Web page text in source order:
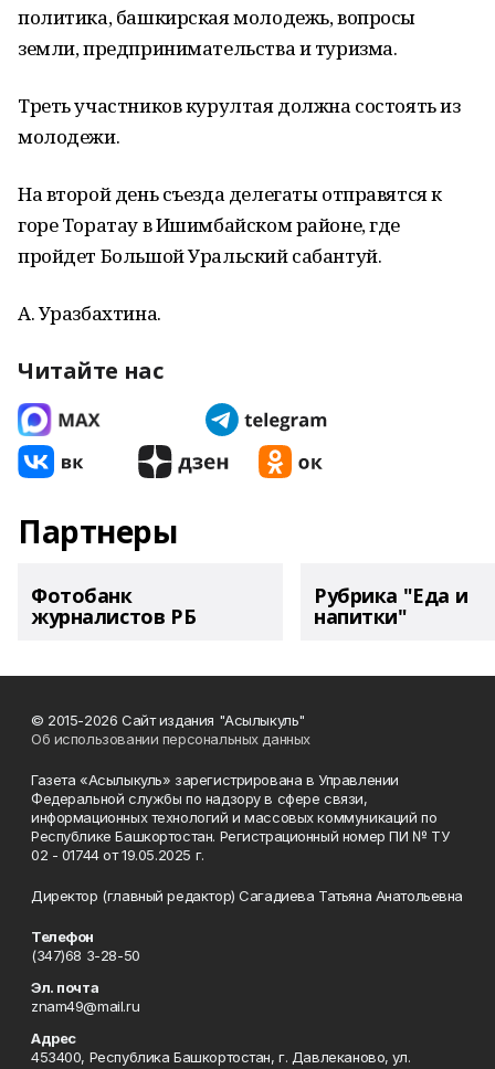
политика, башкирская молодежь, вопросы
земли, предпринимательства и туризма.
Треть участников курултая должна состоять из
молодежи.
На второй день съезда делегаты отправятся к
горе Торатау в Ишимбайском районе, где
пройдет Большой Уральский сабантуй.
А. Уразбахтина.
Читайте нас
Партнеры
Фотобанк
журналистов РБ
Рубрика "Еда и
напитки"
© 2015-2026 Сайт издания "Асылыкуль"
Об использовании персональных данных
Газета «Асылыкуль» зарегистрирована в Управлении
Федеральной службы по надзору в сфере связи,
информационных технологий и массовых коммуникаций по
Республике Башкортостан. Регистрационный номер ПИ № ТУ
02 - 01744 от 19.05.2025 г.
Директор (главный редактор) Сагадиева Татьяна Анатольевна
Телефон
(347)68 3-28-50
Эл. почта
znam49@mail.ru
Адрес
453400, Республика Башкортостан, г. Давлеканово, ул.